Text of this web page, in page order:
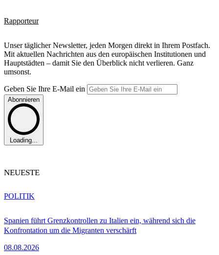
Rapporteur
Unser täglicher Newsletter, jeden Morgen direkt in Ihrem Postfach.
Mit aktuellen Nachrichten aus den europäischen Institutionen und
Hauptstädten – damit Sie den Überblick nicht verlieren. Ganz
umsonst.
Geben Sie Ihre E-Mail ein
Abonnieren
Loading...
NEUESTE
Spanien führt Grenzkontrollen zu Italien ein, während sich die
Konfrontation um die Migranten verschärft
08.08.2026
POLITIK